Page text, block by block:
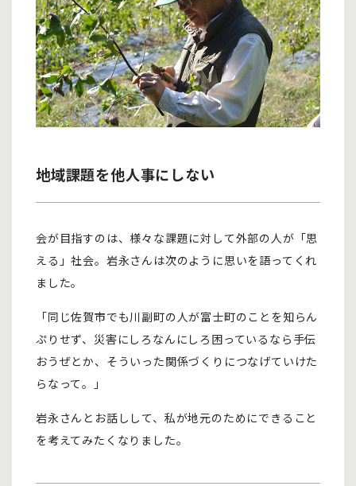
地域課題を他人事にしない
会が目指すのは、様々な課題に対して外部の人が「思
える」社会。岩永さんは次のように思いを語ってくれ
ました。
「同じ佐賀市でも川副町の人が富士町のことを知らん
ぷりせず、災害にしろなんにしろ困っているなら手伝
おうぜとか、そういった関係づくりにつなげていけた
らなって。」
岩永さんとお話しして、私が地元のためにできること
を考えてみたくなりました。